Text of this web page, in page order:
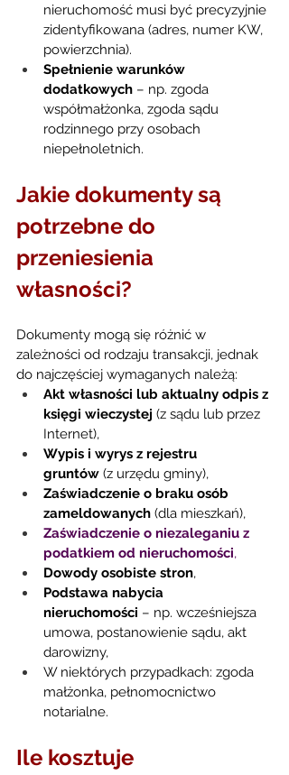
nieruchomość musi być precyzyjnie
zidentyfikowana (adres, numer KW,
powierzchnia).
Spełnienie warunków
dodatkowych – np. zgoda
współmałżonka, zgoda sądu
rodzinnego przy osobach
niepełnoletnich.
Jakie dokumenty są
potrzebne do
przeniesienia
własności?
Dokumenty mogą się różnić w
zależności od rodzaju transakcji, jednak
do najczęściej wymaganych należą:
Akt własności lub aktualny odpis z
księgi wieczystej (z sądu lub przez
Internet),
Wypis i wyrys z rejestru
gruntów (z urzędu gminy),
Zaświadczenie o braku osób
zameldowanych (dla mieszkań),
Zaświadczenie o niezaleganiu z
podatkiem od nieruchomości,
Dowody osobiste stron,
Podstawa nabycia
nieruchomości – np. wcześniejsza
umowa, postanowienie sądu, akt
darowizny,
W niektórych przypadkach: zgoda
małżonka, pełnomocnictwo
notarialne.
Ile kosztuje